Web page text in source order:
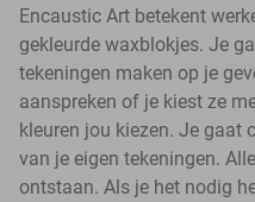
Encaustic Art betekent
gekleurde waxblokjes. Je
tekeningen maken op je
aanspreken of je kiest ze
kleuren jou kiezen. Je gaat
van je eigen tekeningen.
ontstaan. Als je het nodig